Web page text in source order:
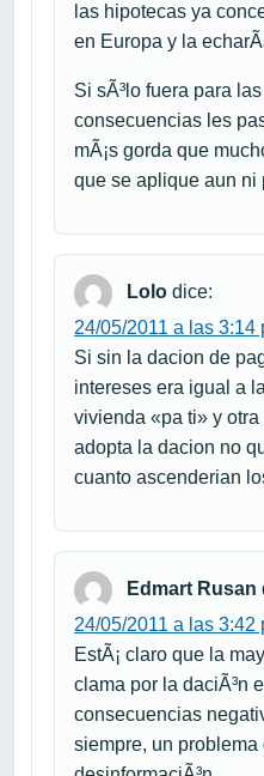
las hipotecas ya
en Europa y la
Si sÃ³lo fuera para
consecuencias les
mÃ¡s gorda que
que se aplique aun ni
Lolo dice:
24/05/2011 a las 3:14
Si sin la dacion de
intereses era igual a
vivienda «pa ti» y
adopta la dacion no
cuanto ascenderian
Edmart Rusan
24/05/2011 a las 3:42
EstÃ¡ claro que la
clama por la daciÃ³n
consecuencias
siempre, un